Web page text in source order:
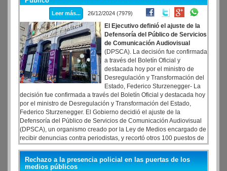
Leer más... 26/12/2024 (7979)
El Ejecutivo definió el ajuste de la
Defensoría del Público de Servicios
de Comunicación Audiovisual
(DPSCA). La decisión fue confirmada
a través del Boletín Oficial y
destacada hoy por el ministro de
Desregulación y Transformación del
Estado, Federico Sturzenegger- La
decisión fue confirmada a través del Boletín Oficial y destacada hoy
por el ministro de Desregulación y Transformación del Estado,
Federico Sturzenegger. El Gobierno decidió el ajuste de la
Defensoría del Público de Servicios de Comunicación Audiovisual
(DPSCA), un organismo creado por la Ley de Medios encargado de
recibir denuncias contra periodistas, y recortó otros 100 puestos de
trabajo, en el marco del ajuste. Además, decidió el remate de sus
bienes, entre los que se encuentra un estudio de TV móvil.
Rechazo a la presencia policial en las puertas de los
medios públicos